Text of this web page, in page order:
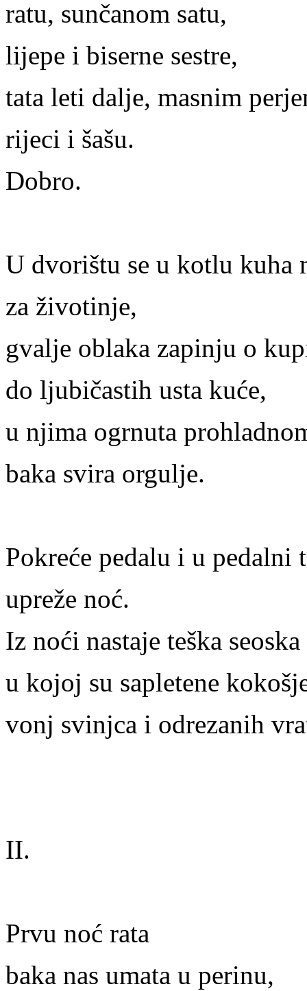
ratu, sunčanom satu,
lijepe i biserne sestre,
tata leti dalje, masnim
rijeci i šašu.
Dobro.
U dvorištu se u kotlu kuha
za životinje,
gvalje oblaka zapinju o
do ljubičastih usta kuće,
u njima ogrnuta
baka svira orgulje.
Pokreće pedalu i u pedalni
upreže noć.
Iz noći nastaje teška
u kojoj su sapletene
vonj svinjca i odrezanih
II.
Prvu noć rata
baka nas umata u perinu,